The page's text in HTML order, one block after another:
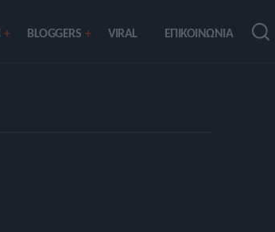
BLOGGERS VIRAL ΕΠΙΚΟΙΝΩΝΙΑ